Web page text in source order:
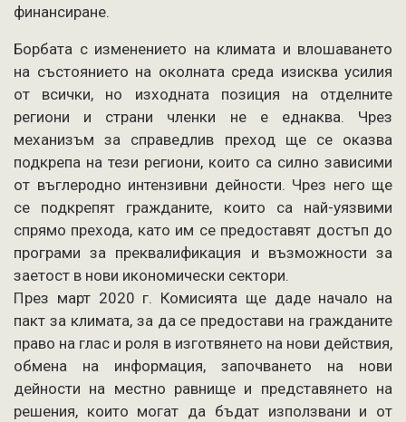
финансиране.
Борбата с изменението на климата и влошаването
на състоянието на околната среда изисква усилия
от всички, но изходната позиция на отделните
региони и страни членки не е еднаква. Чрез
механизъм за справедлив преход ще се оказва
подкрепа на тези региони, които са силно зависими
от въглеродно интензивни дейности. Чрез него ще
се подкрепят гражданите, които са най-уязвими
спрямо прехода, като им се предоставят достъп до
програми за преквалификация и възможности за
заетост в нови икономически сектори.
През март 2020 г. Комисията ще даде начало на
пакт за климата, за да се предостави на гражданите
право на глас и роля в изготвянето на нови действия,
обмена на информация, започването на нови
дейности на местно равнище и представянето на
решения, които могат да бъдат използвани и от